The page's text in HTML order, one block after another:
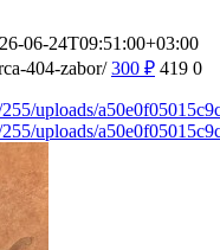
06-24T09:51:00+03:00
404-zabor/ 300 ₽ 419 0
uploads/
uploads/